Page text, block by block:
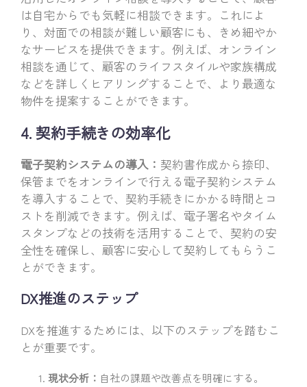
は自宅からでも気軽に相談できます。これによ
り、対面での相談が難しい顧客にも、きめ細やか
なサービスを提供できます。例えば、オンライン
相談を通じて、顧客のライフスタイルや家族構成
などを詳しくヒアリングすることで、より最適な
物件を提案することができます。
4. 契約手続きの効率化
電子契約システムの導入： 契約書作成から捺印、
保管までをオンラインで行える電子契約システム
を導入することで、契約手続きにかかる時間とコ
ストを削減できます。例えば、電子署名やタイム
スタンプなどの技術を活用することで、契約の安
全性を確保し、顧客に安心して契約してもらうこ
とができます。
DX推進のステップ
DXを推進するためには、以下のステップを踏むこ
とが重要です。
現状分析： 自社の課題や改善点を明確にする。